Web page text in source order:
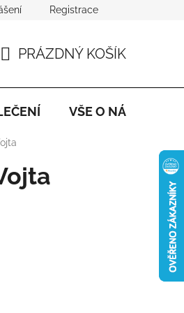
Registrace
KOŠÍK
PRÁZDNÝ KOŠÍK
VŠE O NÁKUPU